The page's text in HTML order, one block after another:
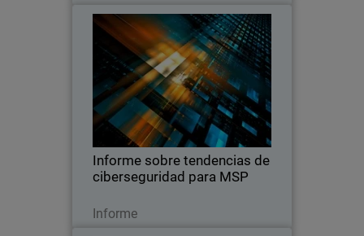
Informe sobre tendencias de
ciberseguridad para MSP
Informe
Informe sobre tendencias de
ciberseguridad para MSP
La demanda de ciberseguridad, las
expectativas de los clientes, las
tendencias de precios y los factores
clave que impulsan a los clientes a
cambiar de proveedor.